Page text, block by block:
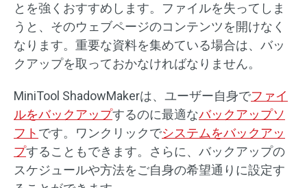
とを強くおすすめします。ファイルを失ってしま
うと、そのウェブページのコンテンツを開けなく
なります。重要な資料を集めている場合は、バッ
クアップを取っておかなければなりません。
MiniTool ShadowMakerは、ユーザー自身でファイ
ルをバックアップするのに最適なバックアップソ
フト です。ワンクリックでシステムをバックアッ
プすることもできます。さらに、バックアップの
スケジュールや方法をご自身の希望通りに設定す